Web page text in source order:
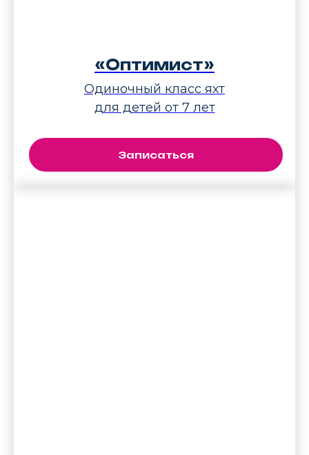
«Оптимист»
Одиночный класс яхт
для детей от 7 лет
Записаться